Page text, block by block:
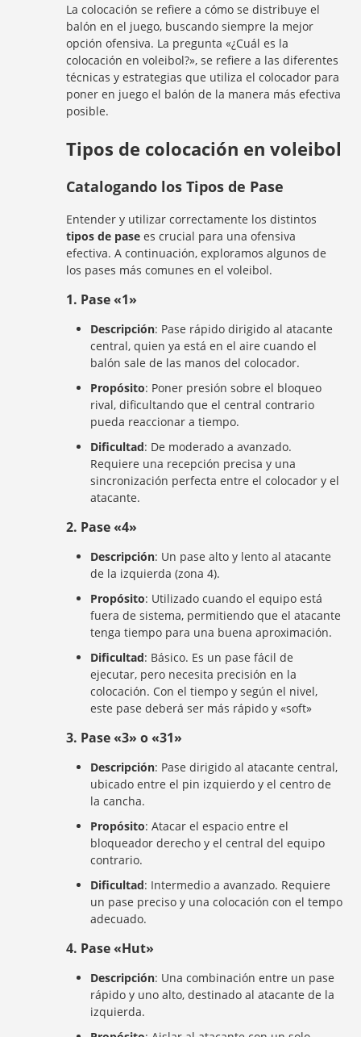
La colocación se refiere a cómo se distribuye el
balón en el juego, buscando siempre la mejor
opción ofensiva. La pregunta «¿Cuál es la
colocación en voleibol?», se refiere a las diferentes
técnicas y estrategias que utiliza el colocador para
poner en juego el balón de la manera más efectiva
posible.
Tipos de colocación en voleibol
Catalogando los Tipos de Pase
Entender y utilizar correctamente los distintos
tipos de pase es crucial para una ofensiva
efectiva. A continuación, exploramos algunos de
los pases más comunes en el voleibol.
1. Pase «1»
Descripción: Pase rápido dirigido al atacante
central, quien ya está en el aire cuando el
balón sale de las manos del colocador.
Propósito: Poner presión sobre el bloqueo
rival, dificultando que el central contrario
pueda reaccionar a tiempo.
Dificultad: De moderado a avanzado.
Requiere una recepción precisa y una
sincronización perfecta entre el colocador y el
atacante.
2. Pase «4»
Descripción: Un pase alto y lento al atacante
de la izquierda (zona 4).
Propósito: Utilizado cuando el equipo está
fuera de sistema, permitiendo que el atacante
tenga tiempo para una buena aproximación.
Dificultad: Básico. Es un pase fácil de
ejecutar, pero necesita precisión en la
colocación. Con el tiempo y según el nivel,
este pase deberá ser más rápido y «soft»
3. Pase «3» o «31»
Descripción: Pase dirigido al atacante central,
ubicado entre el pin izquierdo y el centro de
la cancha.
Propósito: Atacar el espacio entre el
bloqueador derecho y el central del equipo
contrario.
Dificultad: Intermedio a avanzado. Requiere
un pase preciso y una colocación con el tempo
adecuado.
4. Pase «Hut»
Descripción: Una combinación entre un pase
rápido y uno alto, destinado al atacante de la
izquierda.